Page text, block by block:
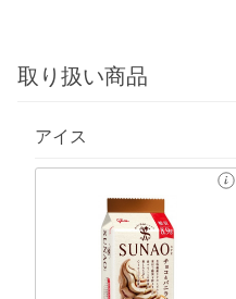
取り扱い商品
アイス